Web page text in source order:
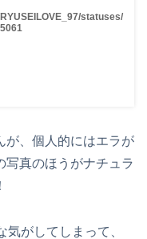
statuses/
が、個人的にはエラが
写真のほうがナチュラ
がしてしまって、